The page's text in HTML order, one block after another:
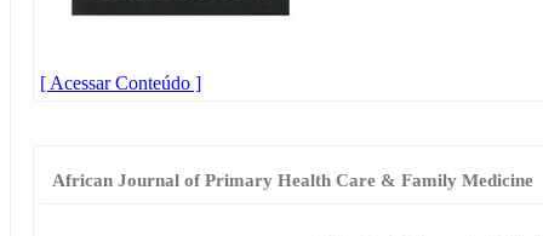
[ Acessar Conteúdo ]
African Journal of Primary Health Care & Family Medicine